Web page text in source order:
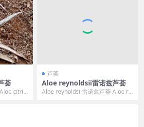
荟
citrin
芦荟
Aloe reynoldsii雷诺兹芦荟
Aloe reynoldsii雷诺兹芦荟 Aloe re